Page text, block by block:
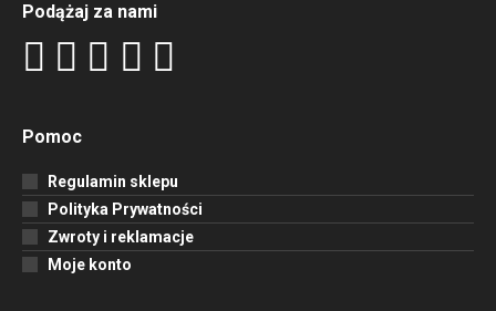
Podążaj za nami
Pomoc
Regulamin sklepu
Polityka Prywatności
Zwroty i reklamacje
Moje konto